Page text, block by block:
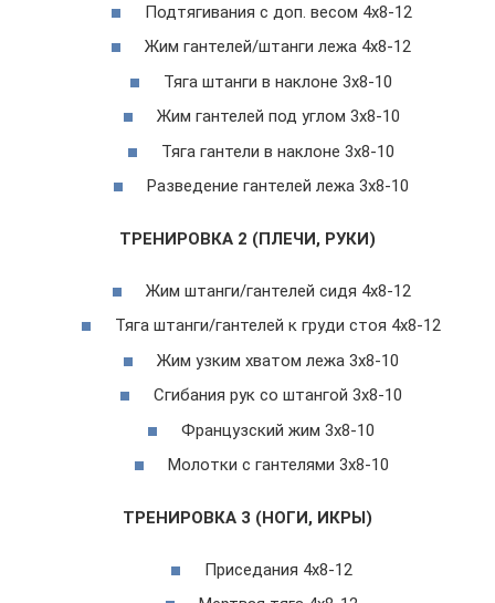
Подтягивания с доп. весом 4х8-12
Жим гантелей/штанги лежа 4х8-12
Тяга штанги в наклоне 3х8-10
Жим гантелей под углом 3х8-10
Тяга гантели в наклоне 3х8-10
Разведение гантелей лежа 3х8-10
ТРЕНИРОВКА 2 (ПЛЕЧИ, РУКИ)
Жим штанги/гантелей сидя 4х8-12
Тяга штанги/гантелей к груди стоя 4х8-12
Жим узким хватом лежа 3х8-10
Сгибания рук со штангой 3х8-10
Французский жим 3х8-10
Молотки с гантелями 3х8-10
ТРЕНИРОВКА 3 (НОГИ, ИКРЫ)
Приседания 4х8-12